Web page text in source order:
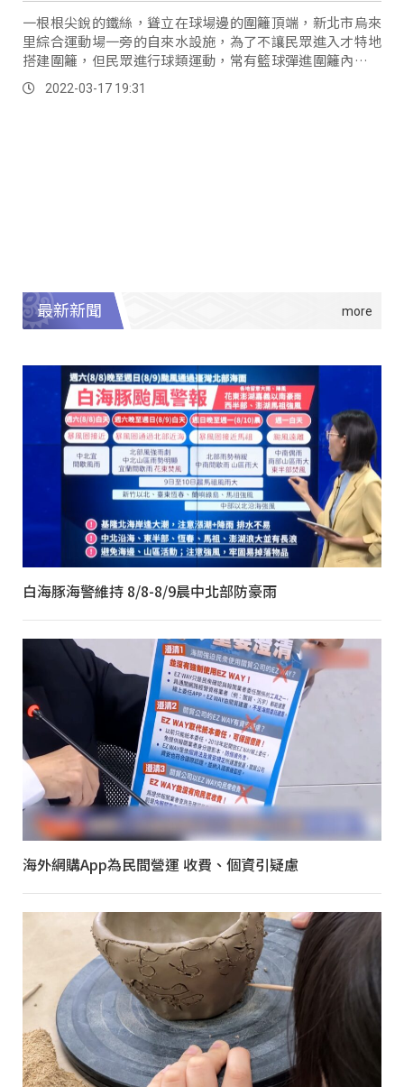
一根根尖銳的鐵絲，聳立在球場邊的圍籬頂端，新北市烏來
里綜合運動場一旁的自來水設施，為了不讓民眾進入才特地
搭建圍籬，但民眾進行球類運動，常有籃球彈進圍籬內，民
眾也只能爬進內圍籬撿球，沒想到日前一名小朋友...。
2022-03-17 19:31
最新新聞
白海豚海警維持 8/8-8/9晨中北部防豪雨
海外網購App為民間營運 收費、個資引疑慮